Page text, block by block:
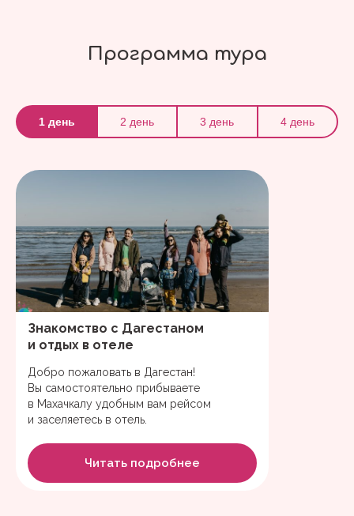
Программа тура
1 день 2 день 3 день 4 день
Знакомство с Дагестаном
и отдых в отеле
Добро пожаловать в Дагестан!
Вы самостоятельно прибываете
в Махачкалу удобным вам рейсом
и заселяетесь в отель.
Читать подробнее